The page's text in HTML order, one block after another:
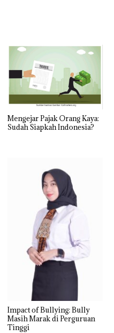
Mengejar Pajak Orang Kaya:
Sudah Siapkah Indonesia?
Impact of Bullying: Bully
Masih Marak di Perguruan
Tinggi